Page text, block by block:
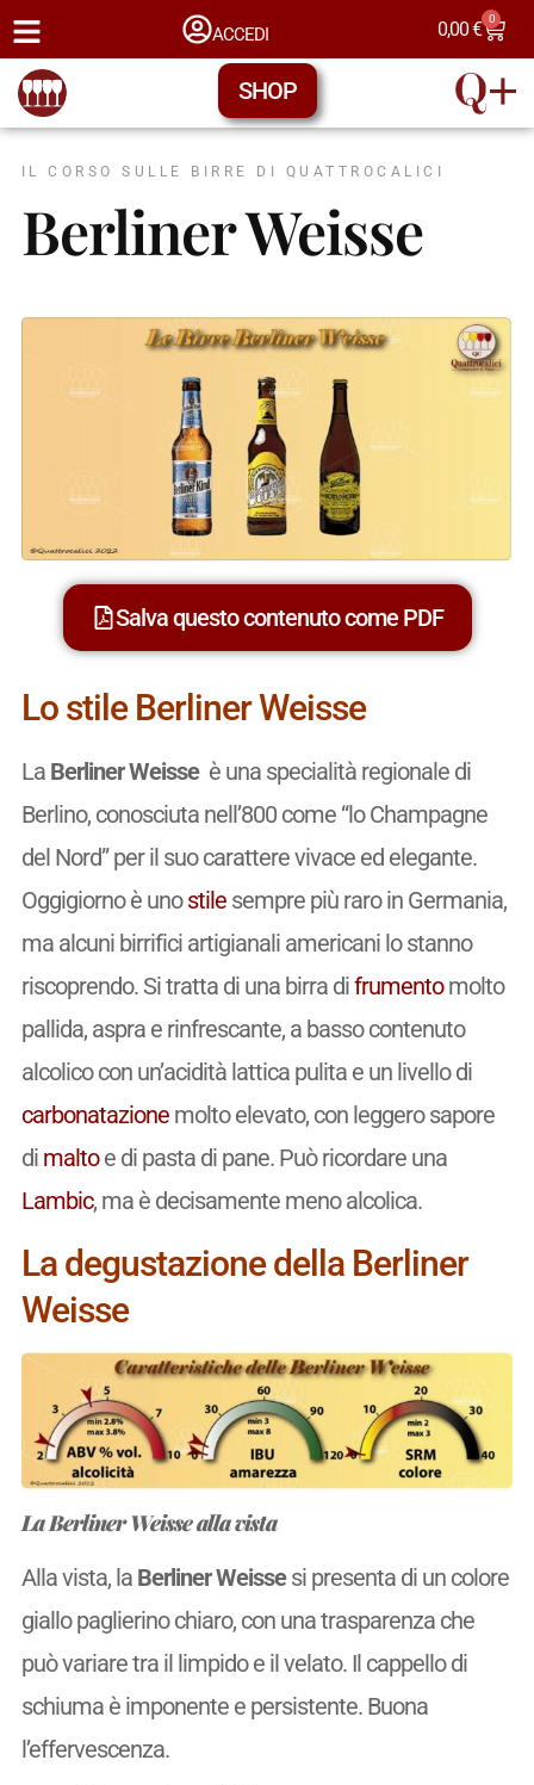
ACCEDI 0,00€ 0
SHOP
IL CORSO SULLE BIRRE DI QUATTROCALICI
Berliner Weisse
Salva questo contenuto come PDF
Lo stile Berliner Weisse
LaBerliner Weisse è una specialità regionale di
Berlino, conosciuta nell’800 come “lo Champagne
del Nord” per il suo carattere vivace ed elegante.
Oggigiorno è unostilesempre più raro in Germania,
ma alcuni birrifici artigianali americani lo stanno
riscoprendo. Si tratta di una birra difrumentomolto
pallida, aspra e rinfrescante, a basso contenuto
alcolico con un’acidità lattica pulita e un livello di
carbonatazionemolto elevato, con leggero sapore
di maltoe di pasta di pane. Può ricordare una
Lambic, ma è decisamente meno alcolica.
La degustazione della Berliner
Weisse
La Berliner Weisse alla vista
Alla vista, la Berliner Weissesi presenta di un colore
giallo paglierino chiaro, con una trasparenza che
può variare tra il limpido e il velato. Il cappello di
schiuma è imponente e persistente. Buona
l’effervescenza.